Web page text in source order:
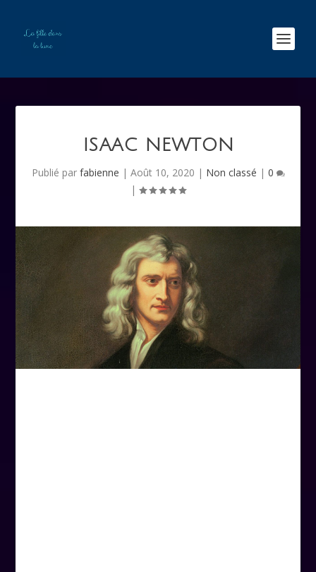
ISAAC NEWTON
Publié par fabienne | Août 10, 2020 | Non classé | 0
|